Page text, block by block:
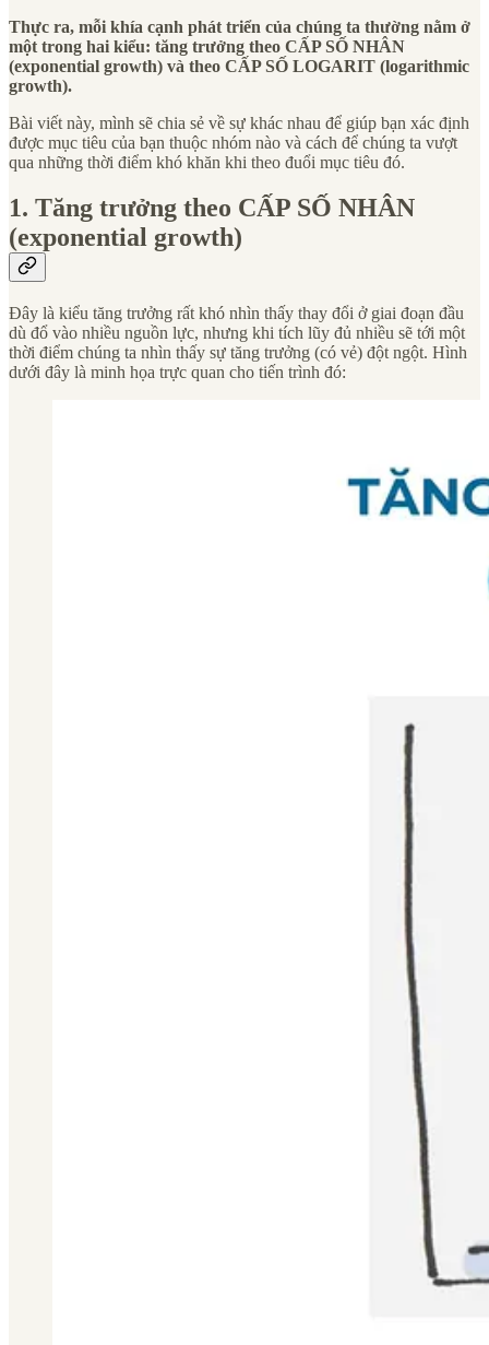
Thực ra, mỗi khía cạnh phát triển của chúng ta thường nằm ở
một trong hai kiểu: tăng trưởng theo CẤP SỐ NHÂN
(exponential growth) và theo CẤP SỐ LOGARIT (logarithmic
growth).
Bài viết này, mình sẽ chia sẻ về sự khác nhau để giúp bạn xác định
được mục tiêu của bạn thuộc nhóm nào và cách để chúng ta vượt
qua những thời điểm khó khăn khi theo đuổi mục tiêu đó.
1. Tăng trưởng theo CẤP SỐ NHÂN
(exponential growth)
Đây là kiểu tăng trưởng rất khó nhìn thấy thay đổi ở giai đoạn đầu
dù đổ vào nhiều nguồn lực, nhưng khi tích lũy đủ nhiều sẽ tới một
thời điểm chúng ta nhìn thấy sự tăng trưởng (có vẻ) đột ngột. Hình
dưới đây là minh họa trực quan cho tiến trình đó: